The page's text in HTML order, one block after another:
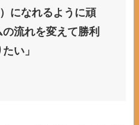
になれるように頑
流れを変えて勝利
い」